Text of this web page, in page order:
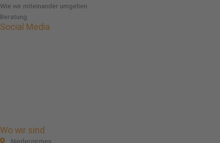
Wie wir miteinander umgehen
Beratung
Social Media
Wo wir sind
Niedergirmes